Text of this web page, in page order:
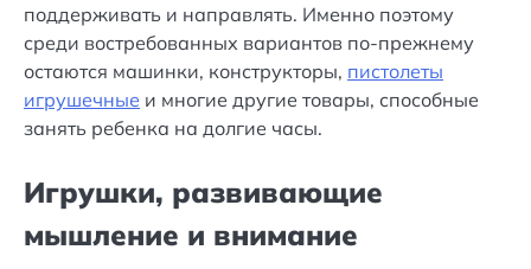
поддерживать и направлять. Именно поэтому
среди востребованных вариантов по-прежнему
остаются машинки, конструкторы, пистолеты
игрушечные и многие другие товары, способные
занять ребенка на долгие часы.
Игрушки, развивающие
мышление и внимание